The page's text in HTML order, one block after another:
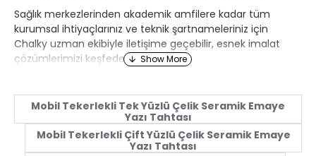
Sağlık merkezlerinden akademik amfilere kadar tüm
kurumsal ihtiyaçlarınız ve teknik şartnameleriniz için
Chalky uzman ekibiyle iletişime geçebilir, esnek imalat
çözümlerimizi keşfedebilirsiniz.
Mobil Tekerlekli Tek Yüzlü Çelik Seramik Emaye
Yazı Tahtası
Mobil Tekerlekli Çift Yüzlü Çelik Seramik Emaye
Yazı Tahtası